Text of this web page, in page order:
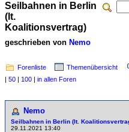
Seilbahnen in Berlin
(lt.
Koalitionsvertrag)
geschrieben von Nemo
Forenliste Themenübersicht
| 50 | 100 | in allen Foren
Nemo
Seilbahnen in Berlin (lt.
29.11.2021 13:40